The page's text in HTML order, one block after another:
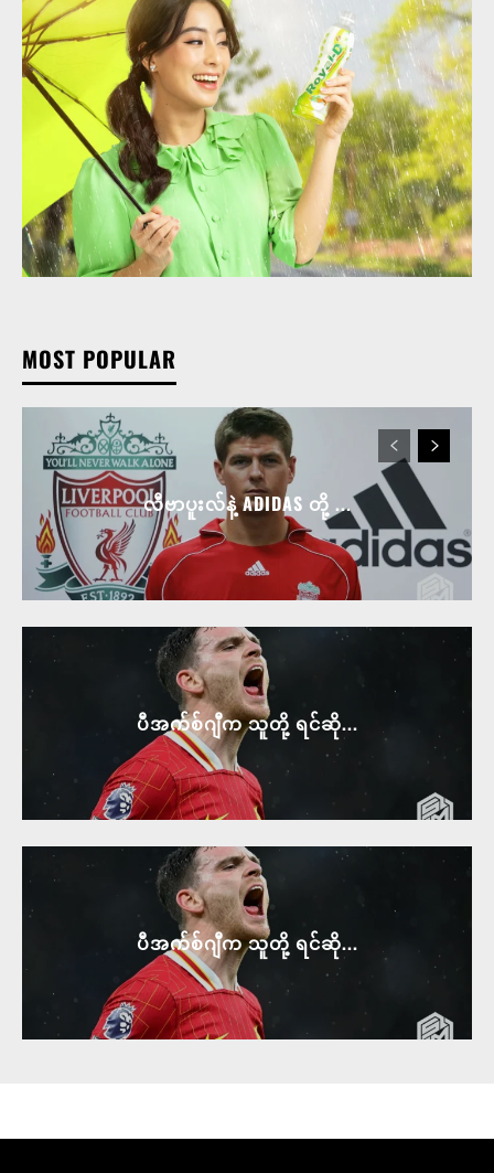
MOST POPULAR
လီဗာပူးလ်နဲ့ ADIDAS တို့ ...
ပီအက်စ်ဂျီက သူတို့ ရင်ဆို...
ပီအက်စ်ဂျီက သူတို့ ရင်ဆို...